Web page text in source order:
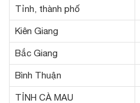
Tỉnh, thành phố
Kiên Giang
Bắc Giang
Bình Thuận
TỈNH CÀ MAU